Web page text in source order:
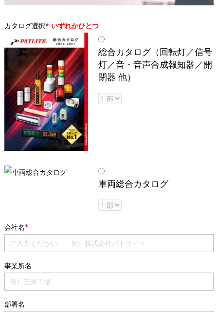
カタログ選択* いずれかひとつ
総合カタログ（回転灯／信号
灯／音・音声合成報知器／開
閉器 他）
車両総合カタログ
会社名*
事業所名
部署名